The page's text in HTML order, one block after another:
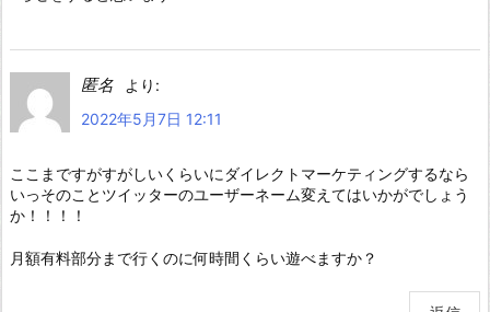
匿名
より:
2022年5月7日 12:11
ここまですがすがしいくらいにダイレクトマーケティングするなら
いっそのことツイッターのユーザーネーム変えてはいかがでしょう
か！！！！
月額有料部分まで行くのに何時間くらい遊べますか？